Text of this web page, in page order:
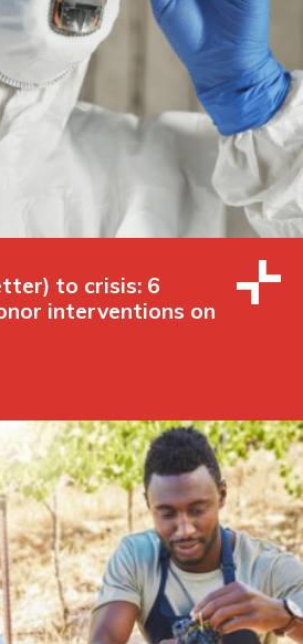
to crisis: 6
interventions on